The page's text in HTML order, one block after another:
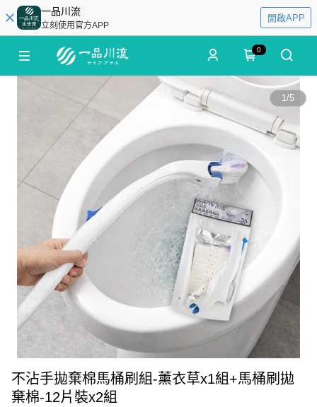
一品川流
立刻使用官方APP
開啟APP
0
1/5
不沾手拋棄棉馬桶刷組-薰衣草x1組+馬桶刷拋
棄棉-12片裝x2組